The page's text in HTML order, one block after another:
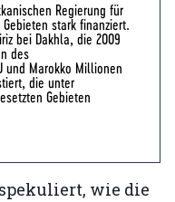
Regierung für
stark finanziert.
bei Dakhla, die 2009
des
und Marokko Millionen
die unter
Gebieten
wie die